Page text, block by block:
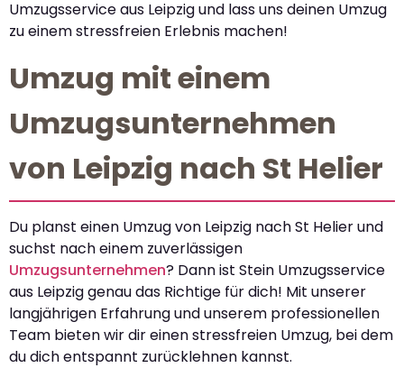
Umzugsservice aus Leipzig und lass uns deinen Umzug
zu einem stressfreien Erlebnis machen!
Umzug mit einem
Umzugsunternehmen
von Leipzig nach St Helier
Du planst einen Umzug von Leipzig nach St Helier und
suchst nach einem zuverlässigen
Umzugsunternehmen? Dann ist Stein Umzugsservice
aus Leipzig genau das Richtige für dich! Mit unserer
langjährigen Erfahrung und unserem professionellen
Team bieten wir dir einen stressfreien Umzug, bei dem
du dich entspannt zurücklehnen kannst.